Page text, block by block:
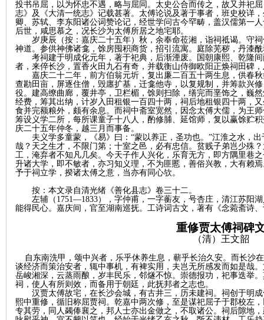
投书吊屈，以为怀忠不遇，略与屈同。太史公合而传之，故又并祀
志》及《大清一统志》记载甚著。太傅论说及著于事者，班史校详
卿、苏轼、李东阳诸公词赞论记，经世学问古今罕畴，盖汉儒第一
后世，咸思慕之，况长沙为太傅所居之地宅耶。
岁庚辰 （按：嘉庆二十五年） 秋，余奉命莅湘，诣祠祗谒。守
神道。参供神佛诸龛，馀房囤积商货，招引流寓。庭除芜秽，丹漆
考祠建于明成化元年，著于祀典，后渐湮废。国朝康熙、乾隆
者，来倅长沙，置香火田九石有奇，并载衡山侍御欧阳正焕祠田碑
嘉庆二十二年，前方伯翁元圻，复出廉二百五十两生息，供春
查勘田亩，屏逐住僧，毁廛扩基，迁龛他寺，以复规制，并筹款兴
役。建高缭曲廊，覆井亭，卫栏楣，馀则扫除，缮完而垩饰之，巍
经费，筹其出纳，计岁入田租银一百四十两，祠后地租银四十两，
食并完额粮外，颇有余息。而祠中斋室宽然，因念太傅大儒，为王
筹设义学二所，每所课童子十八人，酌修脯、延馆师，复以赢馀贮
庆二十五年仲冬，越三月而事备。
夫义学多童蒙，《易》曰： “蒙以养正，圣功也。”江淮之水，
哉？天之生才，不限门第；十室之邑，必有忠信。贫贱子弟岂少殊
工，淹弃者不知凡几矣。今天子作人兴化，乐育无方，即方隅里巷
升诸大学，即不敏者，亦习知义理，不为匪慝，善俗兴教，大有赖
予于祠立学，揆诸太傅之意，当亦有同心欤。
按：本文录自清光绪《善化县志》卷三十二。
左辅（ 1751—1833），字仲甫，一字蘅友，号杏庄，清江苏阳
能得民心。嘉庆间，官至湖南巡抚。工诗词古文，著有《念菀斋诗
重修贾太傅祠碑
（清） 王文韶
自东南洗甲，颂中兴者，乐乎休养生息，蕲乎长治久安。而长沙
谈经济而策治安者，辄中事机，有裨实用，夫岂无所感发而如是哉
岳峻湘深，云蒸雨酿，岁丰民乐，邻燧不惊。崇德报功，祀事迭举
祠，使人有所则效，而备用于朝廷，此抚邦者之志也。
汉贾太傅故宅，在长沙会城，有古井三，历未建祠。祠创于明
熙中重修，循旧称屈贾祠。乾嘉中两次修，至是谋祀屈子于郡校左
专其劳，同人蠲俸襄之，邦人士亦出金做之，不取诸公。祠后隙地